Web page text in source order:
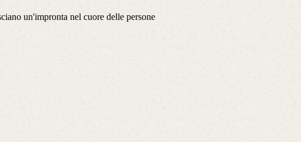
un'impronta nel cuore delle persone